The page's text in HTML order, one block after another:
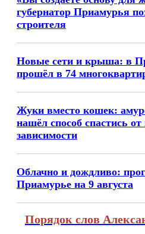
губернатор Приамурья
строителя
Новые сети и крыша: в
прошёл в 74
Жуки вместо кошек:
нашёл способ спастись
зависимости
Облачно и дождливо:
Приамурье на 9 августа
Порядок слов